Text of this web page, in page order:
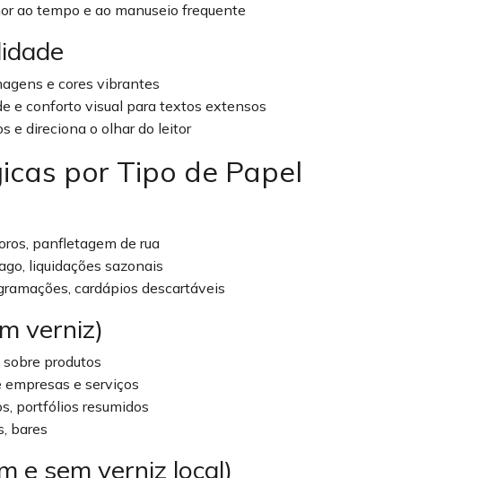
ao tempo e ao manuseio frequente
e cores vibrantes
e conforto visual para textos extensos
e direciona o olhar do leitor
por Tipo de Papel
panfletagem de rua
liquidações sazonais
cardápios descartáveis
verniz)
produtos
e serviços
portfólios resumidos
bares
e sem verniz local)